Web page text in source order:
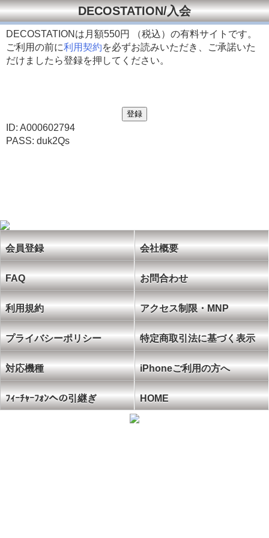
DECOSTATION/入会
DECOSTATIONは月額550円 （税込）の有料サイトです。
ご利用の前に利用契約を必ずお読みいただき、ご承諾いた
だけましたら登録を押してください。
ID: A000602794
PASS: duk2Qs
会員登録 会社概要
FAQ お問合わせ
利用規約 アクセス制限・MNP
プライバシーポリシー 特定商取引法に基づく表示
対応機種 iPhoneご利用の方へ
ﾌｨｰﾁｬｰﾌｫﾝへの引継ぎ HOME